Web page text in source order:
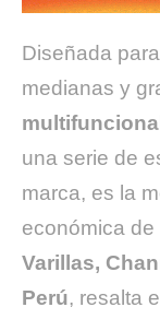
Diseñada
medianas y
una serie de
marca, es la
económica
Varillas,
Perú, resalta